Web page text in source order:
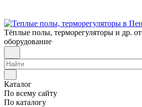
Тёплые полы, терморегуляторы и др.
оборудование
Каталог
По всему сайту
По каталогу